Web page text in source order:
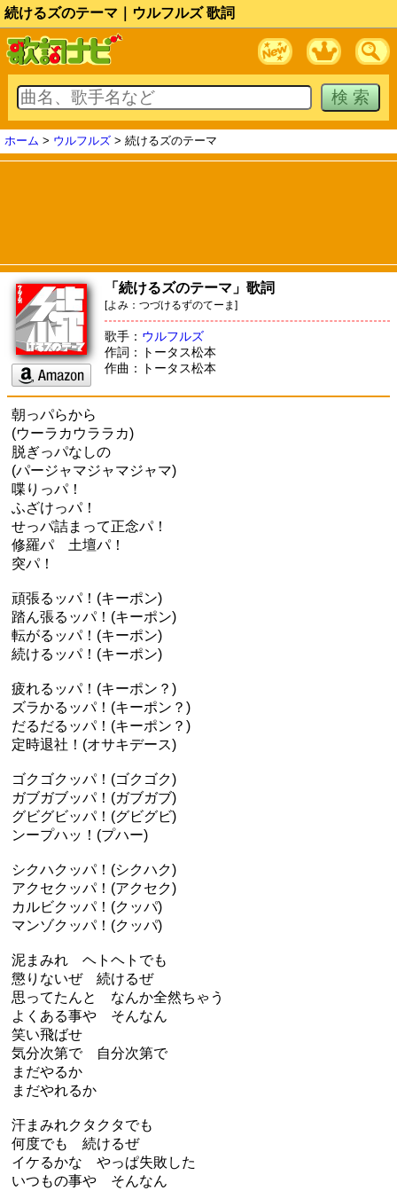
続けるズのテーマ｜ウルフルズ 歌詞
ホーム > ウルフルズ > 続けるズのテーマ
「続けるズのテーマ」歌詞
[よみ：つづけるずのてーま]
歌手： ウルフルズ
作詞：トータス松本
作曲：トータス松本
朝っパらから
(ウーラカウララカ)
脱ぎっパなしの
(パージャマジャマジャマ)
喋りっパ！
ふざけっパ！
せっパ詰まって正念パ！
修羅パ 土壇パ！
突パ！
頑張るッパ！(キーポン)
踏ん張るッパ！(キーポン)
転がるッパ！(キーポン)
続けるッパ！(キーポン)
疲れるッパ！(キーポン？)
ズラかるッパ！(キーポン？)
だるだるッパ！(キーポン？)
定時退社！(オサキデース)
ゴクゴクッパ！(ゴクゴク)
ガブガブッパ！(ガブガブ)
グビグビッパ！(グビグビ)
ンープハッ！(プハー)
シクハクッパ！(シクハク)
アクセクッパ！(アクセク)
カルビクッパ！(クッパ)
マンゾクッパ！(クッパ)
泥まみれ ヘトヘトでも
懲りないぜ 続けるぜ
思ってたんと なんか全然ちゃう
よくある事や そんなん
笑い飛ばせ
気分次第で 自分次第で
まだやるか
まだやれるか
汗まみれクタクタでも
何度でも 続けるぜ
イケるかな やっぱ失敗した
いつもの事や そんなん